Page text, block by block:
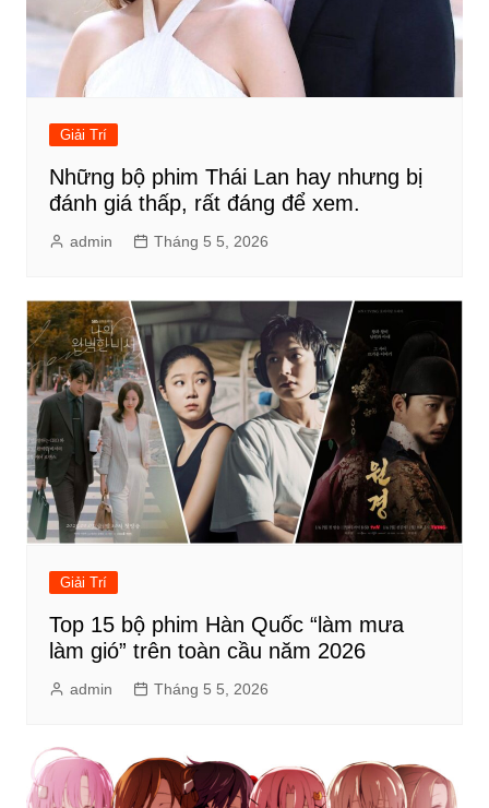
Giải Trí
Những bộ phim Thái Lan hay nhưng bị
đánh giá thấp, rất đáng để xem.
admin Tháng 5 5, 2026
Giải Trí
Top 15 bộ phim Hàn Quốc “làm mưa
làm gió” trên toàn cầu năm 2026
admin Tháng 5 5, 2026